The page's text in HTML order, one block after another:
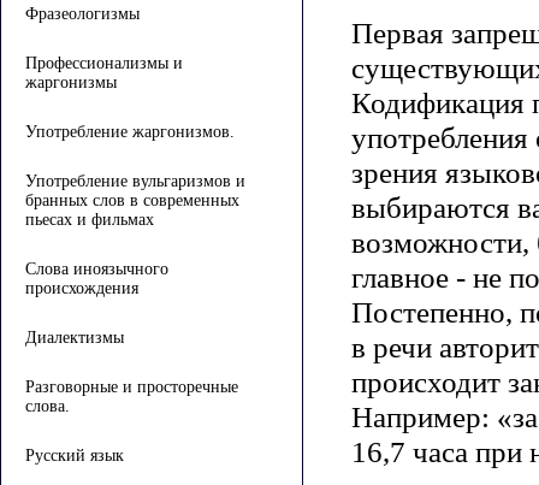
Фразеологизмы
Профессионализмы и
жаргонизмы
Употребление жаргонизмов.
Употребление вульгаризмов и
бранных слов в современных
пьесах и фильмах
Слова иноязычного
происхождения
Диалектизмы
Разговорные и просторечные
слова.
Русский язык
Первая
Кодификация
зрения
выбираются
возможности,
главное - не
Постепенно,
в речи
происходит
Например:
16,7 часа при